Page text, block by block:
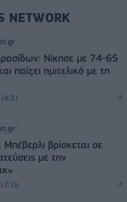
NETWORK
Νίκησε με 74-65
παίζει ημιτελικό με τη
βρίσκεται σε
με την